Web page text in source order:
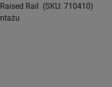
Rail (SKU: 710410)